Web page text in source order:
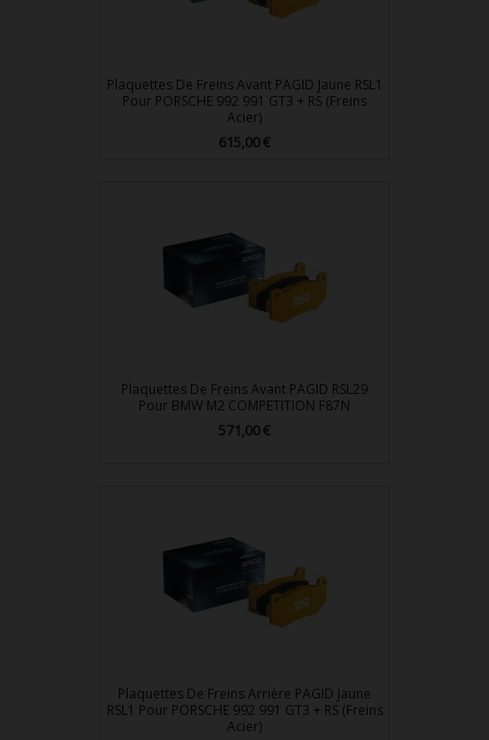
Plaquettes De Freins Avant PAGID Jaune RSL1
Pour PORSCHE 992 991 GT3 + RS (Freins
Acier)
Prix
615,00 €
Plaquettes De Freins Avant PAGID RSL29
Pour BMW M2 COMPETITION F87N
Prix
571,00 €
Plaquettes De Freins Arrière PAGID Jaune
RSL1 Pour PORSCHE 992 991 GT3 + RS (Freins
Acier)